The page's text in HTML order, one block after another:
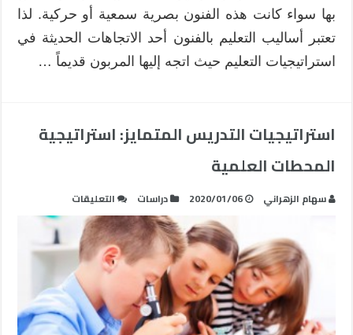
بها سواء كانت هذه الفنون بصرية سمعية أو حركية. لذا
تعتبر أساليب التعليم بالفنون أحد الاتجاهات الحديثة في
استراتيجيات التعليم حيث اتجه إليها المربون قديماً …
استراتيجيات التدريس المتمايز: استراتيجية
المحطات العلمية
سهام الزهراني 2020/01/06 دراسات التعليقات
استراتيجيات
التدريس
المتمايز:
استراتيجية
المحطات
العلمية
مغلقة